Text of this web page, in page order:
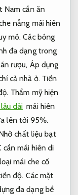
Nam cần ăn
nắng mái hiên
mô. Các bóng
đa dạng trong
rượu, Áp dụng
cả nhà ở. Tiến
Thẩm mỹ hiện
dài mái hiên
lên tới 95%.
chất liệu bạt
cần mái hiên di
mái che cố
độ. Các mặt
đa dạng bề